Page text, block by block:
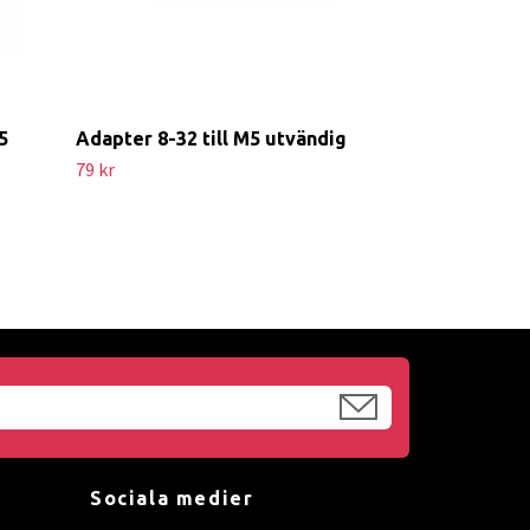
Adapter 8-32 till M5 utvändig
79 kr
Sociala medier